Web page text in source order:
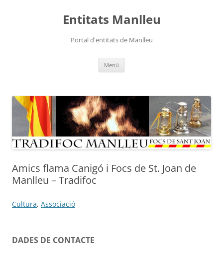
Entitats Manlleu
Portal d'entitats de Manlleu
Menú
Amics flama Canigó i Focs de St. Joan de
Manlleu – Tradifoc
Cultura, Associació
DADES DE CONTACTE